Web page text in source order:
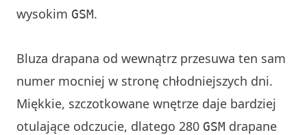
wysokim GSM.
Bluza drapana od wewnątrz przesuwa ten sam
numer mocniej w stronę chłodniejszych dni.
Miękkie, szczotkowane wnętrze daje bardziej
otulające odczucie, dlatego 280 GSM drapane